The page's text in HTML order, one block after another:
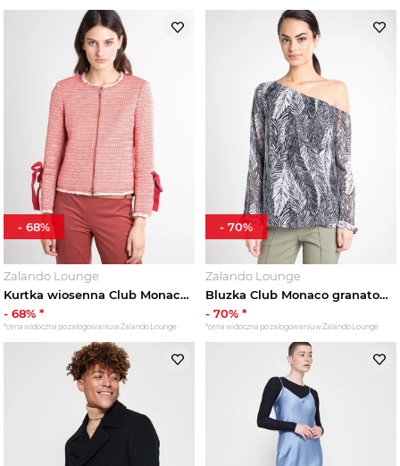
Zalando Lounge
Kurtka wiosenna Club Monaco czerwony
- 68% *
*cena widoczna po zalogowaniu w Zalando Lounge
- 68%
Zalando Lounge
Bluzka Club Monaco granatowy
- 70% *
*cena widoczna po zalogowaniu w Zalando Lounge
- 70%